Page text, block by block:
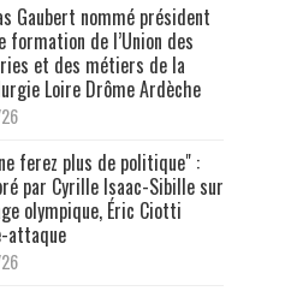
Gaubert nommé président
formation de l’Union des
et des métiers de la
Loire Drôme Ardèche
ferez plus de politique" :
par Cyrille Isaac-Sibille sur
olympique, Éric Ciotti
attaque